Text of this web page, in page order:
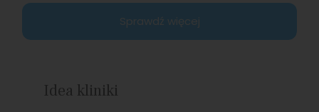
Sprawdź więcej
Idea kliniki